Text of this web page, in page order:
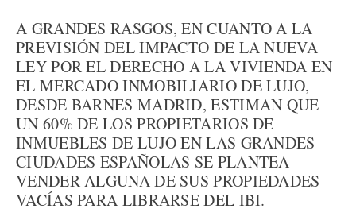
A GRANDES RASGOS, EN CUANTO A LA
PREVISIÓN DEL IMPACTO DE LA NUEVA
LEY POR EL DERECHO A LA VIVIENDA EN
EL MERCADO INMOBILIARIO DE LUJO,
DESDE BARNES MADRID, ESTIMAN QUE
UN 60% DE LOS PROPIETARIOS DE
INMUEBLES DE LUJO EN LAS GRANDES
CIUDADES ESPAÑOLAS SE PLANTEA
VENDER ALGUNA DE SUS PROPIEDADES
VACÍAS PARA LIBRARSE DEL IBI.